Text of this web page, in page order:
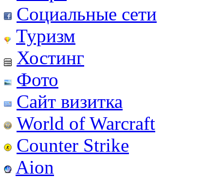
Социальные сети
Туризм
Хостинг
Фото
Сайт визитка
World of Warcraft
Counter Strike
Aion